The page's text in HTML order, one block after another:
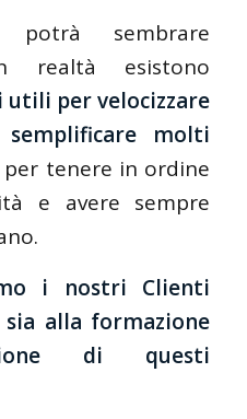
potrà sembrare
realtà esistono
per velocizzare
molti
tenere in ordine
e avere sempre
i nostri Clienti
alla formazione
di questi